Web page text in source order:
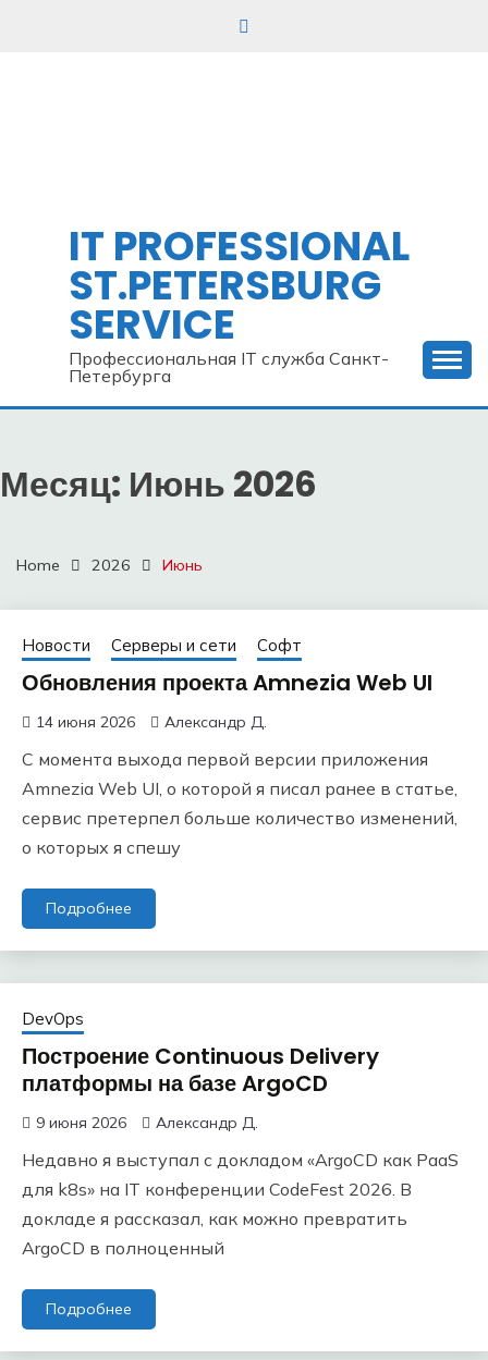
IT PROFESSIONAL
ST.PETERSBURG
SERVICE
Профессиональная IT служба Санкт-
Петербурга
Месяц: Июнь 2026
Home 2026 Июнь
Новости Серверы и сети Софт
Обновления проекта Amnezia Web UI
14 июня 2026 Александр Д.
С момента выхода первой версии приложения
Amnezia Web UI, о которой я писал ранее в статье,
сервис претерпел больше количество изменений,
о которых я спешу
Подробнее
DevOps
Построение Continuous Delivery
платформы на базе ArgoCD
9 июня 2026 Александр Д.
Недавно я выступал с докладом «ArgoCD как PaaS
для k8s» на IT конференции CodeFest 2026. В
докладе я рассказал, как можно превратить
ArgoCD в полноценный
Подробнее